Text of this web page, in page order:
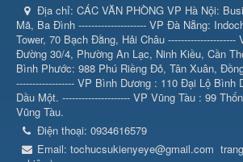
Địa chỉ: CÁC VĂN PHÒNG VP Hà Nội:
Mã, Ba Đình --------------------- VP Đà Nẵng:
Tower, 70 Bạch Đằng, Hải Châu ---------------------
Đường 30/4, Phường An Lạc, Ninh Kiều, Cần
Bình Phước: 988 Phú Riềng Đỏ, Tân Xuân,
------------------ VP Bình Dương : 110 Đại Lộ Bình
Dầu Một. --------------------- VP Vũng Tàu : 99
Vũng Tàu.
Điện thoại: 0934616579
Email: tochucsukienyeye@gmail.com